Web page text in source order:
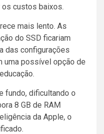
os custos baixos.
mais lento. As
do SSD ficariam
das configurações
uma possível opção de
fundo, dificultando o
8 GB de RAM
da Apple, o